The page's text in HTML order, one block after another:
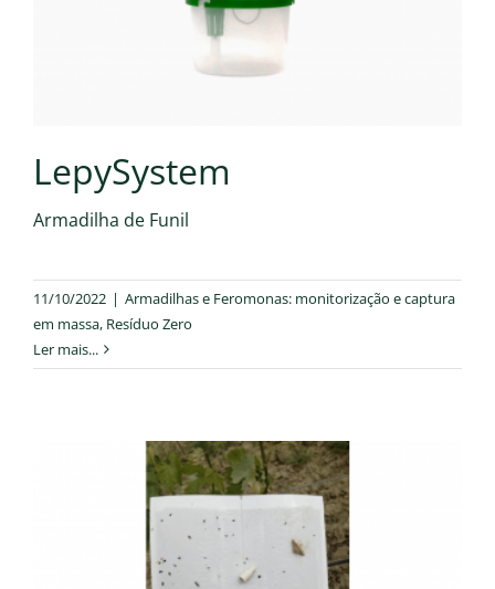
LepySystem
Armadilha de Funil
11/10/2022 | Armadilhas e Feromonas: monitorização e captura
em massa, Resíduo Zero
Ler mais...